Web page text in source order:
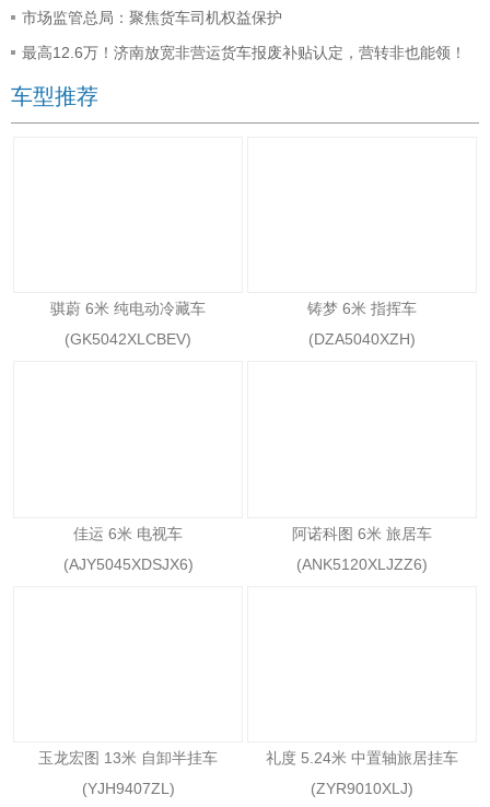
市场监管总局：聚焦货车司机权益保护
最高12.6万！济南放宽非营运货车报废补贴认定，营转非也能领！
车型推荐
骐蔚 6米 纯电动冷藏车
(GK5042XLCBEV)
铸梦 6米 指挥车
(DZA5040XZH)
佳运 6米 电视车
(AJY5045XDSJX6)
阿诺科图 6米 旅居车
(ANK5120XLJZZ6)
玉龙宏图 13米 自卸半挂车
(YJH9407ZL)
礼度 5.24米 中置轴旅居挂车
(ZYR9010XLJ)